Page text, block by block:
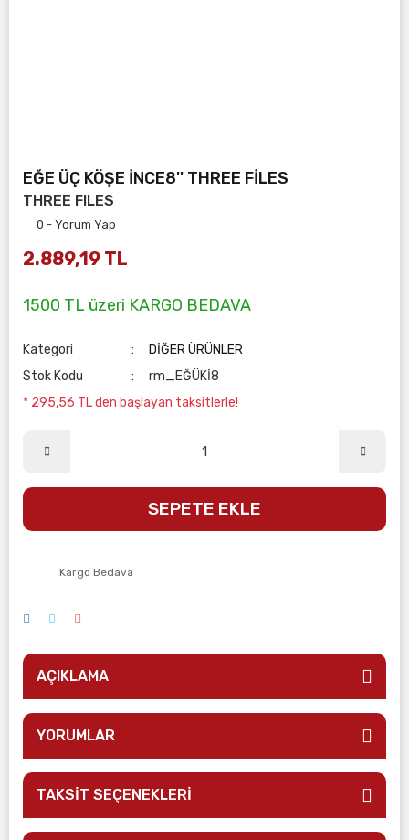
EĞE ÜÇ KÖŞE İNCE8'' THREE FİLES
THREE FILES
0 - Yorum Yap
2.889,19 TL
1500 TL üzeri KARGO BEDAVA
Kategori
DİĞER ÜRÜNLER
Stok Kodu
rm_EĞÜKİ8
* 295,56 TL den başlayan taksitlerle!
SEPETE EKLE
Kargo Bedava
AÇIKLAMA
YORUMLAR
TAKSİT SEÇENEKLERİ